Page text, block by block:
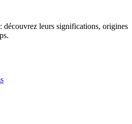
découvrez leurs significations, origines